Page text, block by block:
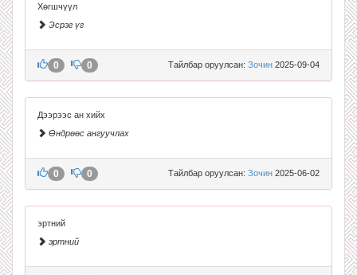
Хөгшчүүл
Эсрэг үг
Тайлбар оруулсан: Зочин 2025-09-04
0 0
Дээрээс ан хийх
Өндрөөс ангуучлах
Тайлбар оруулсан: Зочин 2025-06-02
0 0
эртний
эртний